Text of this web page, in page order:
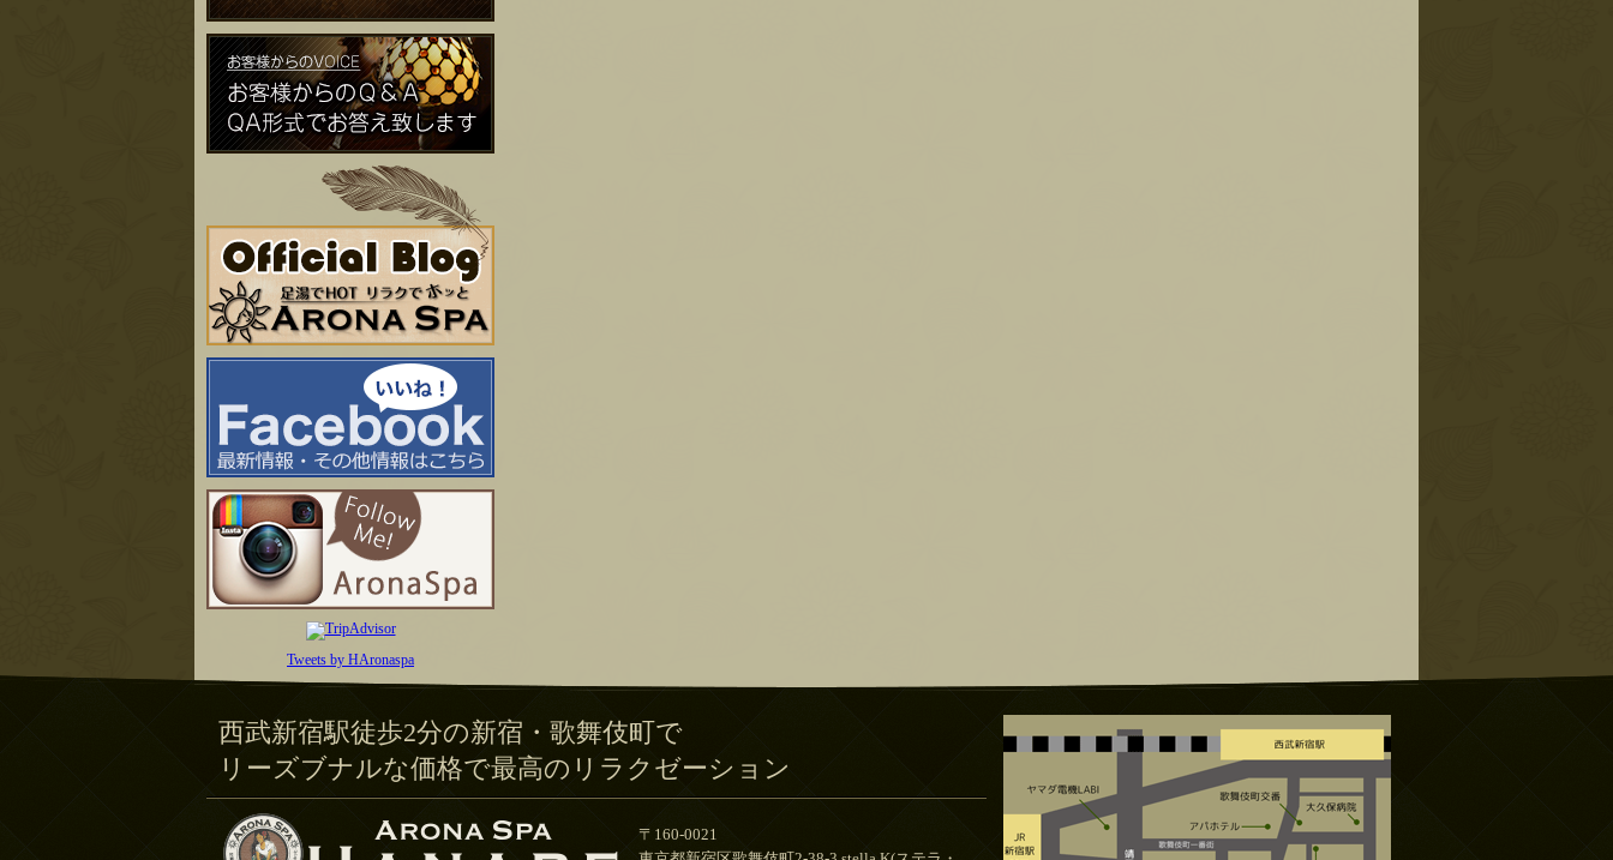
Tweets by HAronaspa
西武新宿駅徒歩2分の新宿・歌舞伎町で
リーズブナルな価格で最高のリラクゼーション
〒160-0021